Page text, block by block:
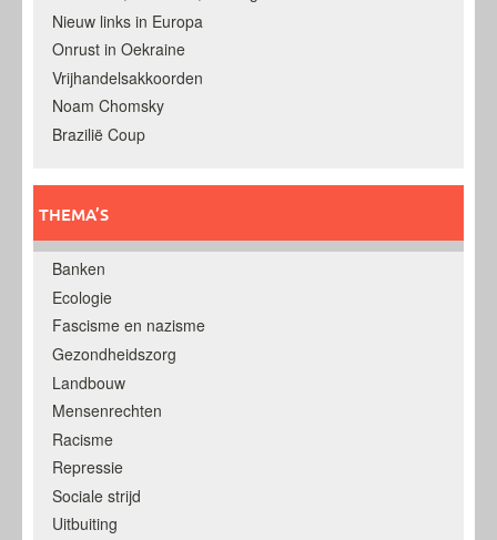
Nieuw links in Europa
Onrust in Oekraine
Vrijhandelsakkoorden
Noam Chomsky
Brazilië Coup
THEMA’S
Banken
Ecologie
Fascisme en nazisme
Gezondheidszorg
Landbouw
Mensenrechten
Racisme
Repressie
Sociale strijd
Uitbuiting